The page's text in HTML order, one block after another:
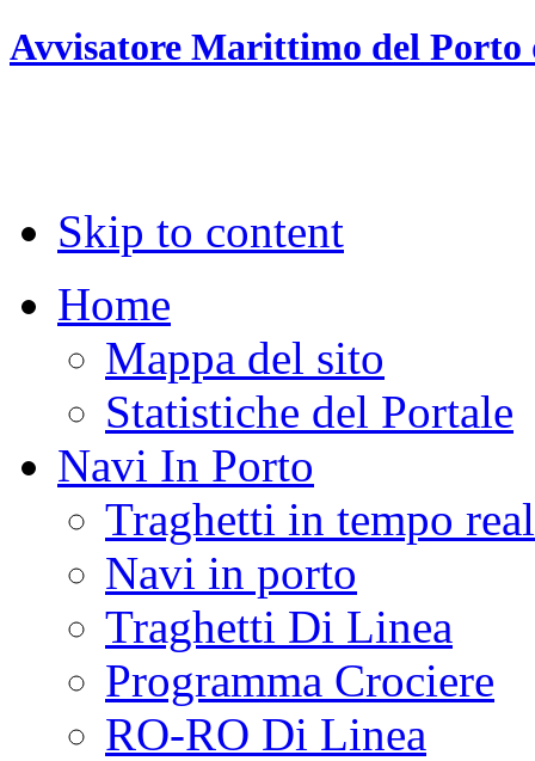
Avvisatore Marittimo del
Skip to content
Home
Mappa del sito
Statistiche del Portale
Navi In Porto
Traghetti in tempo
Navi in porto
Traghetti Di Linea
Programma Crociere
RO-RO Di Linea